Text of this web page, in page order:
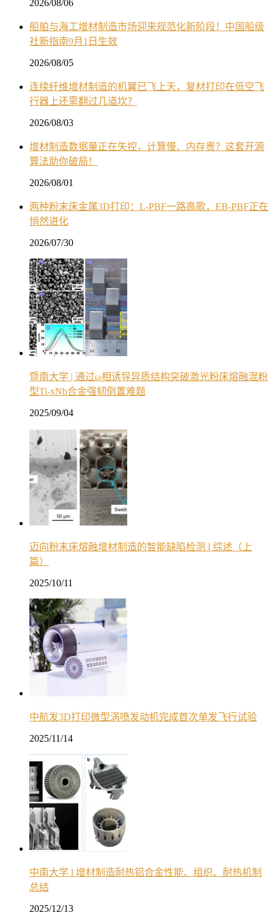
2026/08/06
船舶与海工增材制造市场迎来规范化新阶段！中国船级
社新指南9月1日生效
2026/08/05
连续纤维增材制造的机翼已飞上天，复材打印在低空飞
行器上还需翻过几道坎？
2026/08/03
增材制造数据量正在失控，计算慢、内存贵？这套开源
算法助你破局！
2026/08/01
两种粉末床金属3D打印：L-PBF一路高歌，EB-PBF正在
悄然进化
2026/07/30
暨南大学 | 通过ω相诱导异质结构突破激光粉床熔融混粉
型Ti-xNb合金强韧倒置难题
2025/09/04
迈向粉末床熔融增材制造的智能缺陷检测 l 综述（上
篇）
2025/10/11
中航发3D打印微型涡喷发动机完成首次单发飞行试验
2025/11/14
中南大学 l 增材制造耐热铝合金性能、组织、耐热机制
总结
2025/12/13